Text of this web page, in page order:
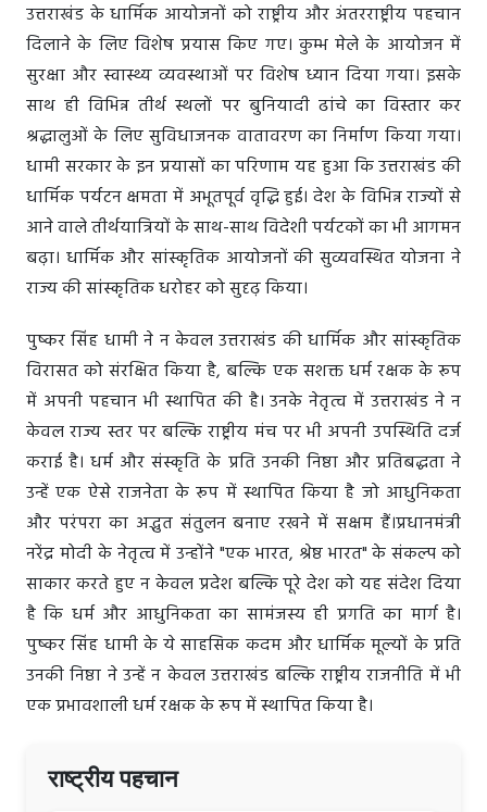
उत्तराखंड के धार्मिक आयोजनों को राष्ट्रीय और अंतरराष्ट्रीय पहचान
दिलाने के लिए विशेष प्रयास किए गए। कुम्भ मेले के आयोजन में
सुरक्षा और स्वास्थ्य व्यवस्थाओं पर विशेष ध्यान दिया गया। इसके
साथ ही विभिन्न तीर्थ स्थलों पर बुनियादी ढांचे का विस्तार कर
श्रद्धालुओं के लिए सुविधाजनक वातावरण का निर्माण किया गया।
धामी सरकार के इन प्रयासों का परिणाम यह हुआ कि उत्तराखंड की
धार्मिक पर्यटन क्षमता में अभूतपूर्व वृद्धि हुई। देश के विभिन्न राज्यों से
आने वाले तीर्थयात्रियों के साथ-साथ विदेशी पर्यटकों का भी आगमन
बढ़ा। धार्मिक और सांस्कृतिक आयोजनों की सुव्यवस्थित योजना ने
राज्य की सांस्कृतिक धरोहर को सुदृढ़ किया।
पुष्कर सिंह धामी ने न केवल उत्तराखंड की धार्मिक और सांस्कृतिक
विरासत को संरक्षित किया है, बल्कि एक सशक्त धर्म रक्षक के रूप
में अपनी पहचान भी स्थापित की है। उनके नेतृत्व में उत्तराखंड ने न
केवल राज्य स्तर पर बल्कि राष्ट्रीय मंच पर भी अपनी उपस्थिति दर्ज
कराई है। धर्म और संस्कृति के प्रति उनकी निष्ठा और प्रतिबद्धता ने
उन्हें एक ऐसे राजनेता के रूप में स्थापित किया है जो आधुनिकता
और परंपरा का अद्भुत संतुलन बनाए रखने में सक्षम हैं।प्रधानमंत्री
नरेंद्र मोदी के नेतृत्व में उन्होंने "एक भारत, श्रेष्ठ भारत" के संकल्प को
साकार करते हुए न केवल प्रदेश बल्कि पूरे देश को यह संदेश दिया
है कि धर्म और आधुनिकता का सामंजस्य ही प्रगति का मार्ग है।
पुष्कर सिंह धामी के ये साहसिक कदम और धार्मिक मूल्यों के प्रति
उनकी निष्ठा ने उन्हें न केवल उत्तराखंड बल्कि राष्ट्रीय राजनीति में भी
एक प्रभावशाली धर्म रक्षक के रूप में स्थापित किया है।
राष्ट्रीय पहचान